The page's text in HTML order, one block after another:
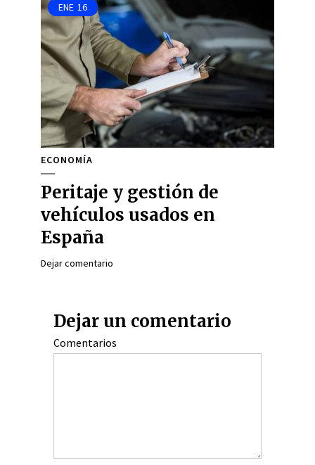
ENE 16
ECONOMÍA
Peritaje y gestión de
vehículos usados en
España
Dejar comentario
Dejar un comentario
Comentarios